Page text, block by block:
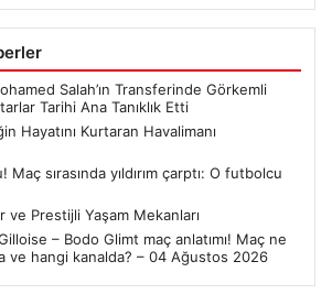
Salah’ın Transferinde Görkemli
Tarihi Ana Tanıklık Etti
Hayatını Kurtaran Havalimanı
sırasında yıldırım çarptı: O futbolcu
Prestijli Yaşam Mekanları
– Bodo Glimt maç anlatımı! Maç ne
ve hangi kanalda? – 04 Ağustos 2026